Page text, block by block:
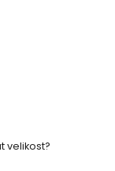
velikost?